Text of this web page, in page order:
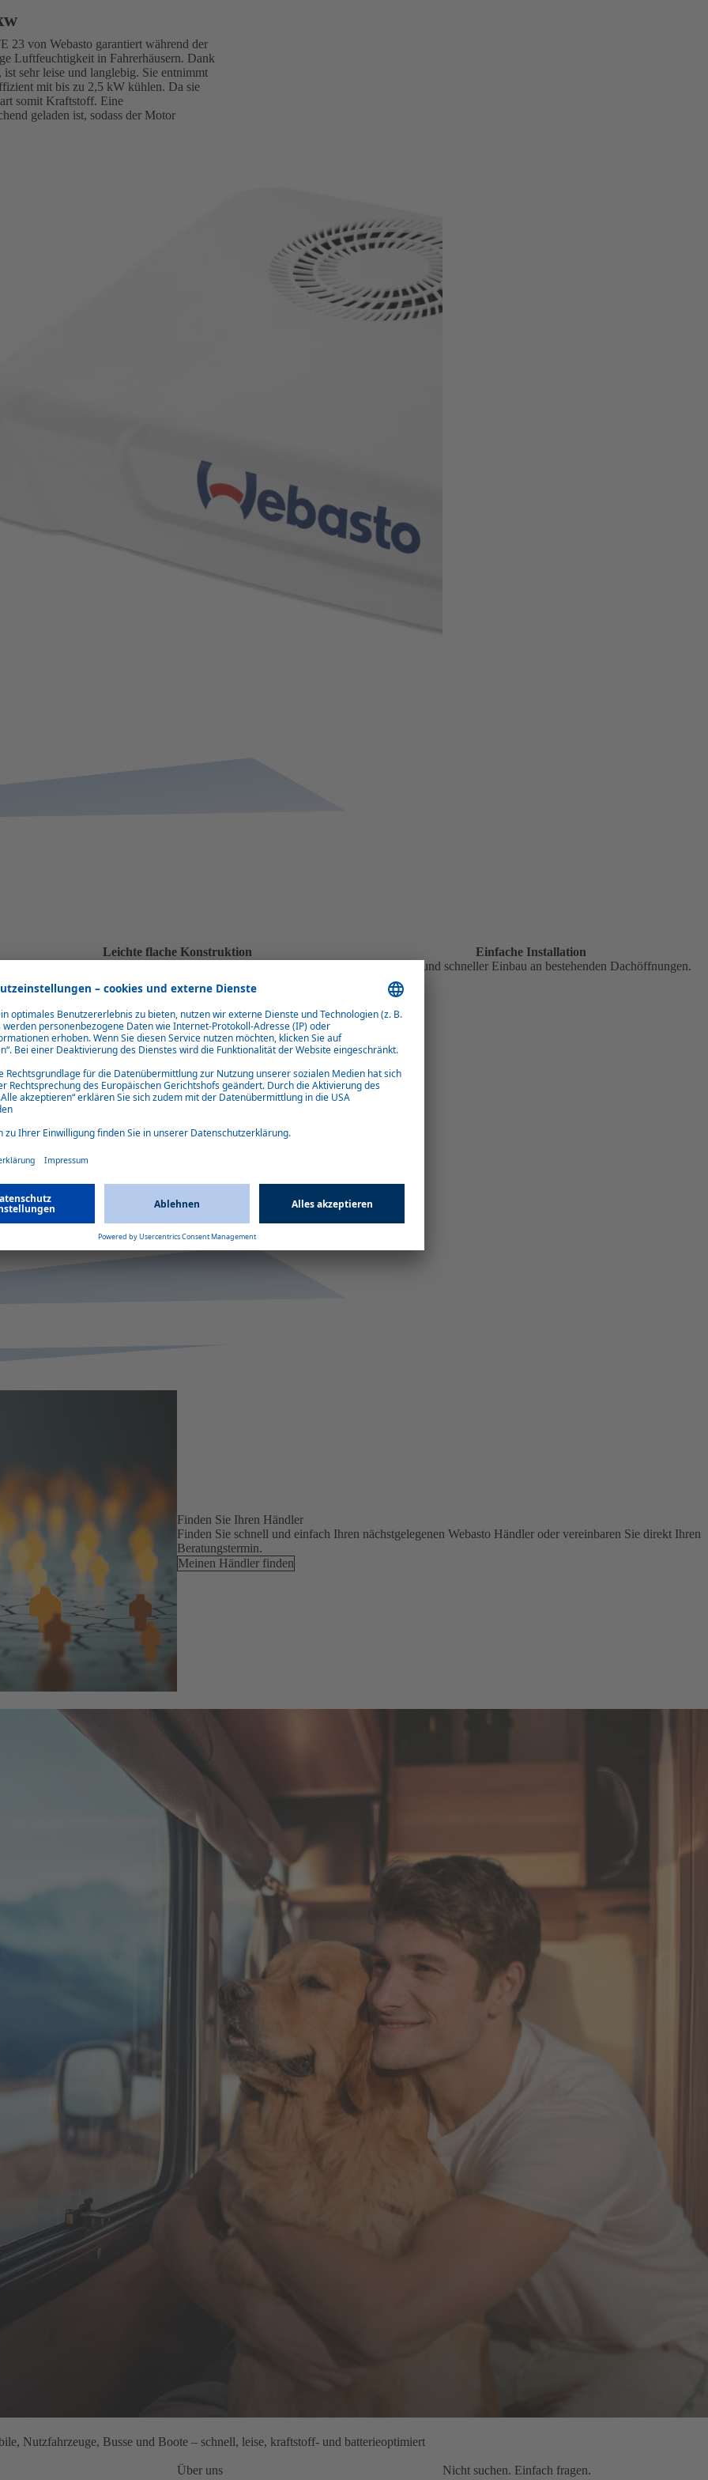
23 von Webasto garantiert während der
Luftfeuchtigkeit in Fahrerhäusern. Dank
sehr leise und langlebig. Sie entnimmt
mit bis zu 2,5 kW kühlen. Da sie
somit Kraftstoff. Eine
geladen ist, sodass der Motor
Leichte flache Konstruktion
Einfache Installation
Einfacher und schneller Einbau an bestehenden Dachöffnungen.
Finden Sie Ihren Händler
Finden Sie schnell und einfach Ihren nächstgelegenen Webasto Händler oder vereinbaren Sie direkt Ihren
Beratungstermin.
Meinen Händler finden
Nutzfahrzeuge, Busse und Boote – schnell, leise, kraftstoff- und batterieoptimiert
Über uns
Nicht suchen. Einfach fragen.